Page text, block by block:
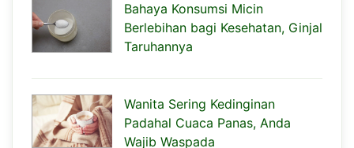
Bahaya Konsumsi Micin
Berlebihan bagi Kesehatan, Ginjal
Taruhannya
Wanita Sering Kedinginan
Padahal Cuaca Panas, Anda
Wajib Waspada